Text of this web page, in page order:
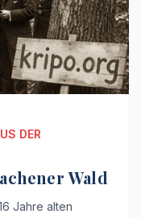
DER
Wald
Jahre alten